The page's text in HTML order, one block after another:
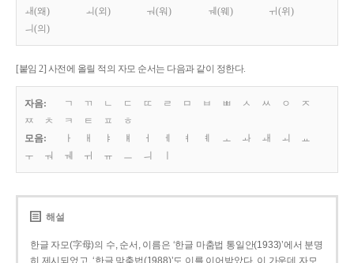
ㅙ(왜)
ㅚ(외) ㅝ(워) ㅞ(웨)
ㅟ(위)
ㅢ(의)
[붙임 2] 사전에 올릴 적의 자모 순서는 다음과 같이 정한다.
자음: ㄱ ㄲ ㄴ ㄷ ㄸ ㄹ ㅁ ㅂ ㅃ ㅅ ㅆ ㅇ
ㅈ
ㅉ
ㅊ ㅋ ㅌ ㅍ
ㅎ
모음:
ㅏ ㅐ ㅑ ㅒ ㅓ ㅔ ㅕ ㅖ ㅗ ㅘ ㅙ ㅚ
ㅛ
ㅜ
ㅝ ㅞ ㅟ ㅠ ㅡ ㅢ
해설
한글 자모(字母)의 수, 순서, 이름은 ‘한글 마춤법 통일안(1933)’에서 분명
히 제시되었고, ‘한글 맞춤법(1988)’도 이를 이어받았다. 이 가운데 자모